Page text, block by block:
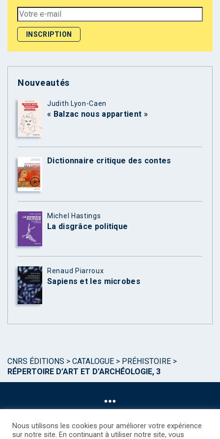
Nouveautés
Judith Lyon-Caen
« Balzac nous appartient »
Dictionnaire critique des contes
Michel Hastings
La disgrâce politique
Renaud Piarroux
Sapiens et les microbes
CNRS ÉDITIONS > CATALOGUE > PRÉHISTOIRE >
RÉPERTOIRE D’ART ET D’ARCHÉOLOGIE, 3
Nous utilisons les cookies pour améliorer votre expérience
sur notre site. En continuant à utiliser notre site, vous